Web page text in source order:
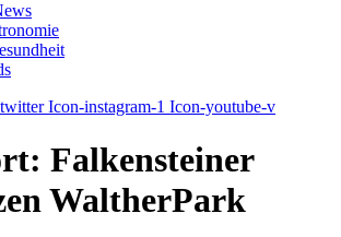
Icon-instagram-1 Icon-youtube-v
Falkensteiner
WaltherPark